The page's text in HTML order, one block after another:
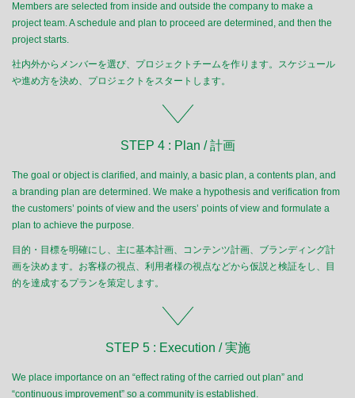
Members are selected from inside and outside the company to make a
project team. A schedule and plan to proceed are determined, and then the
project starts.
社内外からメンバーを選び、プロジェクトチームを作ります。スケジュール
や進め方を決め、プロジェクトをスタートします。
STEP 4 : Plan / 計画
The goal or object is clarified, and mainly, a basic plan, a contents plan, and
a branding plan are determined. We make a hypothesis and verification from
the customers’ points of view and the users’ points of view and formulate a
plan to achieve the purpose.
目的・目標を明確にし、主に基本計画、コンテンツ計画、ブランディング計
画を決めます。お客様の視点、利用者様の視点などから仮説と検証をし、目
的を達成するプランを策定します。
STEP 5 : Execution / 実施
We place importance on an “effect rating of the carried out plan” and
“continuous improvement” so a community is established.